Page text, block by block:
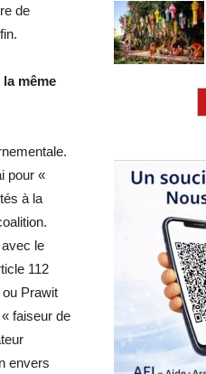
de
même
pour «
à la
le
112
ou Prawit
faiseur de
envers